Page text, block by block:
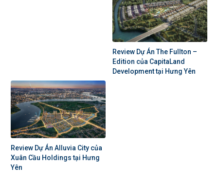
Review Dự Án The Fullton –
Edition của CapitaLand
Development tại Hưng Yên
Review Dự Án Alluvia City của
Xuân Cầu Holdings tại Hưng
Yên